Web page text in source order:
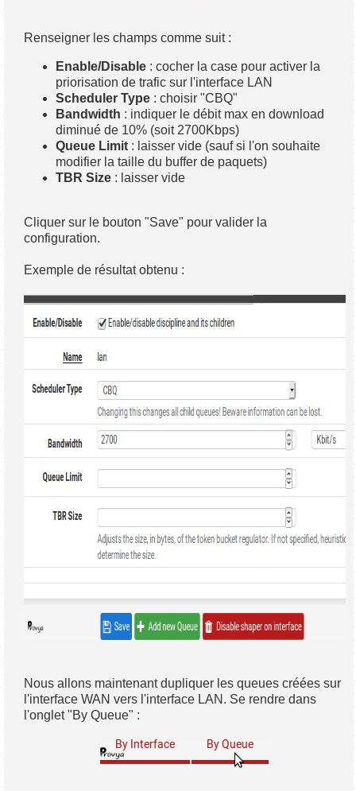
Renseigner les champs comme suit :
Enable/Disable : cocher la case pour activer la
priorisation de trafic sur l'interface LAN
Scheduler Type : choisir "CBQ"
Bandwidth : indiquer le débit max en download
diminué de 10% (soit 2700Kbps)
Queue Limit : laisser vide (sauf si l'on souhaite
modifier la taille du buffer de paquets)
TBR Size : laisser vide
Cliquer sur le bouton "Save" pour valider la
configuration.
Exemple de résultat obtenu :
Nous allons maintenant dupliquer les queues créées sur
l'interface WAN vers l'interface LAN. Se rendre dans
l'onglet "By Queue" :